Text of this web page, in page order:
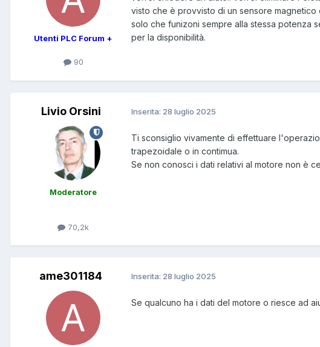
Utenti PLC Forum +
90
visto che è provvisto di un sensore
solo che funizoni sempre alla stessa potenza
per la disponibilità.
Livio Orsini
Moderatore
70,2k
Inserita: 28 luglio 2025
Ti sconsiglio vivamente di effettuare
trapezoidale o in contimua.
Se non conosci i dati relativi al motore non è
ame301184 Inserita: 28 luglio 2025
Se qualcuno ha i dati del motore o riesce ad